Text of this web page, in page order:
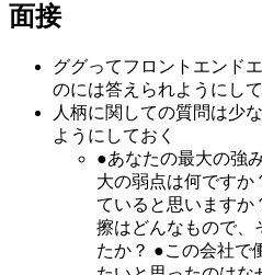
面接
ググってフロントエンド
のには答えられようにして
人柄に関しての質問は少
ようにしておく
●あなたの最大の強
大の弱点は何ですか
ていると思いますか
擦はどんなもので、
たか？ ●この会社で